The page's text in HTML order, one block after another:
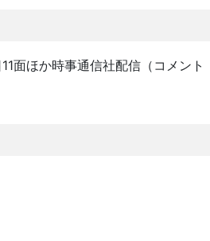
面ほか時事通信社配信（コメント